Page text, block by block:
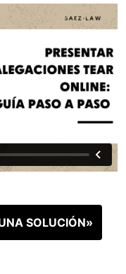
SOLUCIÓN»